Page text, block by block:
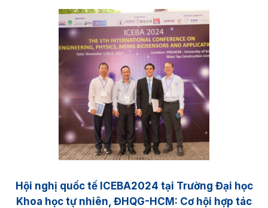
Hội nghị quốc tế ICEBA2024 tại Trường Đại học
Khoa học tự nhiên, ĐHQG-HCM: Cơ hội hợp tác